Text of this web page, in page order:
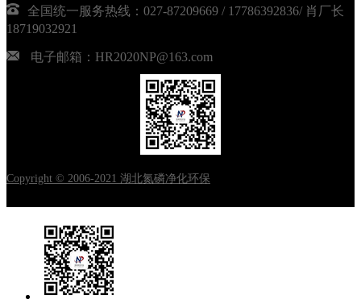
全国统一服务热线：027-87209669 / 17786392836/ 肖厂长
18719032921
电子邮箱：HR2020NP@163.com
Copyright © 2006-2021 湖北氮磷净化环保